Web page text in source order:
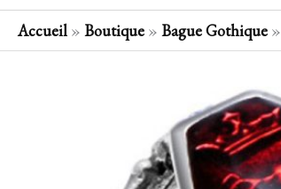
Accueil » Boutique » Bague Gothique »